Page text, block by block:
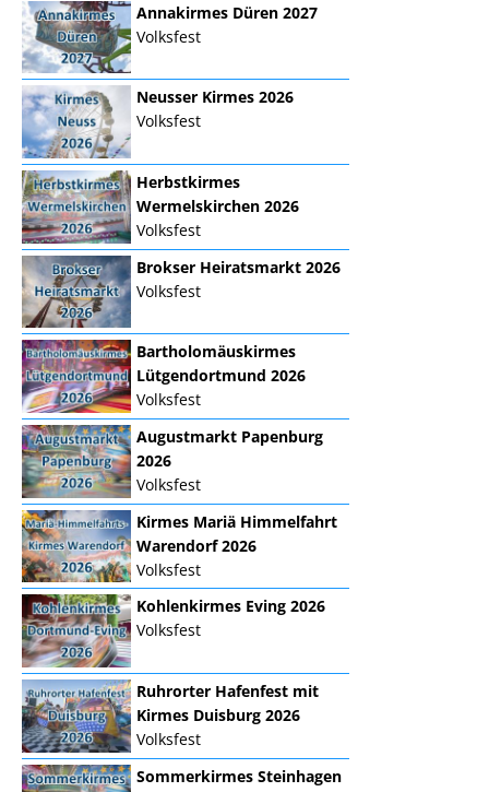
Annakirmes Düren 2027
Volksfest
Neusser Kirmes 2026
Volksfest
Herbstkirmes
Wermelskirchen 2026
Volksfest
Brokser Heiratsmarkt 2026
Volksfest
Bartholomäuskirmes
Lütgendortmund 2026
Volksfest
Augustmarkt Papenburg
2026
Volksfest
Kirmes Mariä Himmelfahrt
Warendorf 2026
Volksfest
Kohlenkirmes Eving 2026
Volksfest
Ruhrorter Hafenfest mit
Kirmes Duisburg 2026
Volksfest
Sommerkirmes Steinhagen